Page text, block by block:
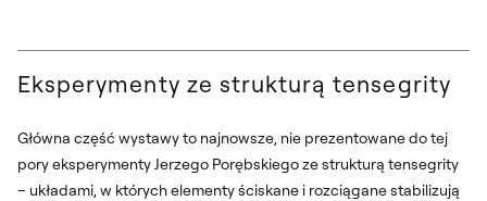
Eksperymenty ze strukturą tensegrity
Główna część wystawy to najnowsze, nie prezentowane do tej
pory eksperymenty Jerzego Porębskiego ze strukturą tensegrity
– układami, w których elementy ściskane i rozciągane stabilizują